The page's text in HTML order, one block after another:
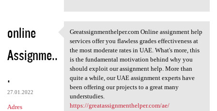
online
Assignme..
.
27.01.2022
Adres
Greatssignmenthelper.com
Greatssignmenthelper.com Online assignment help
services offer you flawless grades effectiveness at
the most moderate rates in UAE. What's more, this
is the fundamental motivation behind why you
should exploit our assignment help. More than
quite a while, our UAE assignment experts have
been offering our projects to a great many
understudies.
https://greatassignmenthelper.com/ae/